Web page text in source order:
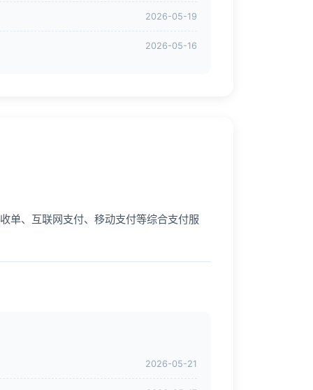
2026-05-19
2026-05-16
单、互联网支付、移动支付等综合支付服
2026-05-21